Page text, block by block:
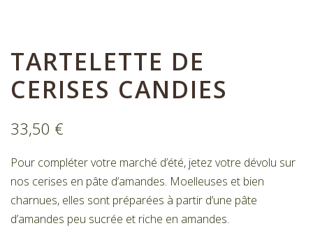
TARTELETTE DE
CERISES CANDIES
33,50 €
Pour compléter votre marché d’été, jetez votre dévolu sur
nos cerises en pâte d’amandes. Moelleuses et bien
charnues, elles sont préparées à partir d’une pâte
d’amandes peu sucrée et riche en amandes.